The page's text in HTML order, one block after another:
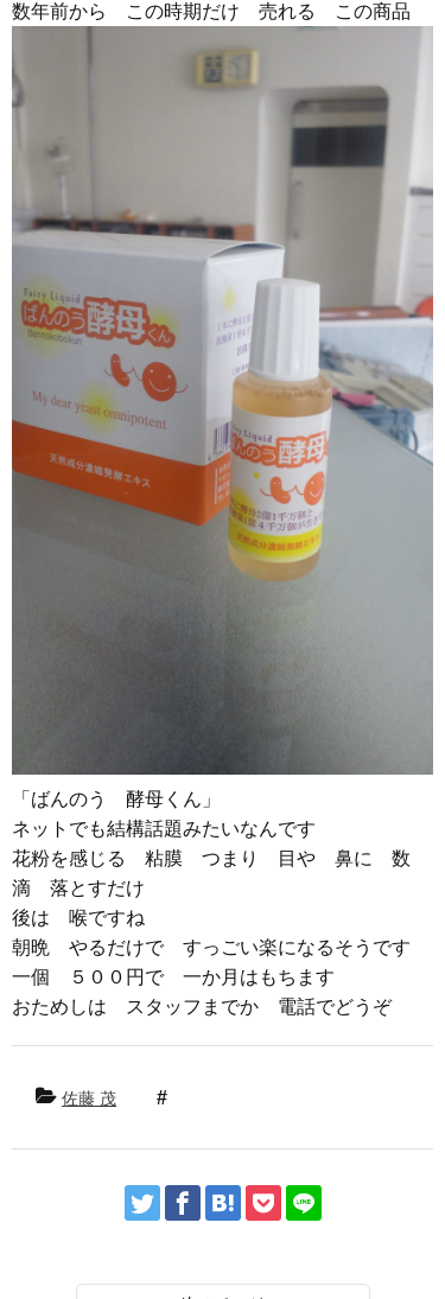
数年前から この時期だけ 売れる この商品
「ばんのう 酵母くん」
ネットでも結構話題みたいなんです
花粉を感じる 粘膜 つまり 目や 鼻に 数
滴 落とすだけ
後は 喉ですね
朝晩 やるだけで すっごい楽になるそうです
一個 ５００円で 一か月はもちます
おためしは スタッフまでか 電話でどうぞ
佐藤 茂